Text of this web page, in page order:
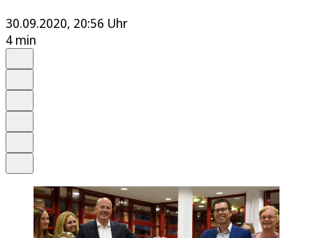
30.09.2020, 20:56 Uhr
4 min